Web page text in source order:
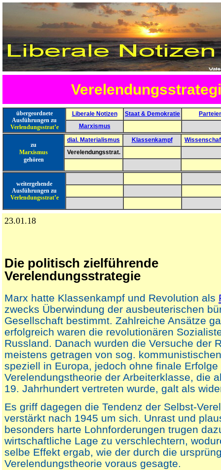
übergeordnete
Ausführungen zu
Verlendungsstrat’e
Liberale Notizen Staat & Demokratie
Marxismus
zu
Marxismus
gehören
dial. Materialismus Klassenkampf
Verelendungsstrat.
weitergehende
Ausführungen zu
Verlendungsstrat’e
23.01.18
Die politisch zielführende
Verelendungsstrategie
Marx hatte Klassenkampf und Revolution als
zwecks Überwindung der ausbeuterischen
Gesellschaft bestimmt. Zahlreiche Ansätze
erfolgreich waren die revolutionären
Russland. Danach wurden die Versuche der
meistens getragen von sog.
speziell in Europa, jedoch ohne finale
Verelendungstheorie der Arbeiterklasse, die
19. Jahrhundert vertreten wurde, galt als
Es griff dagegen die Tendenz der Selbst-
verstärkt nach 1945 um sich. Unrast und
besonders harte Lohnforderungen trugen
wirtschaftliche Lage zu verschlechtern,
selbe Effekt ergab, wie der durch die
Verelendungstheorie voraus gesagte.